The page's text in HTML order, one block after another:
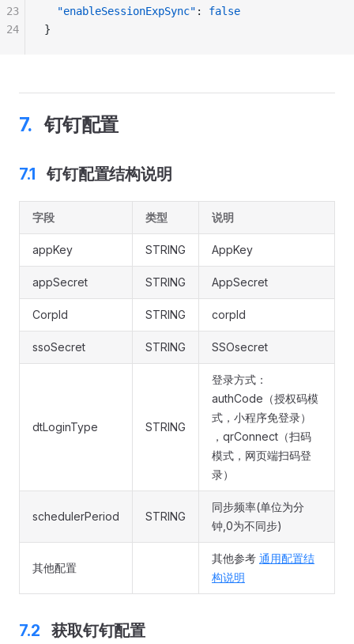
  "enableSessionExpSync"
: false
}
23
24
钉钉配置
钉钉配置结构说明
字段 类型 说明
appKey STRING AppKey
appSecret STRING AppSecret
CorpId STRING corpId
ssoSecret STRING SSOsecret
dtLoginType STRING
登录方式：
authCode（授权码模
式，小程序免登录）
，qrConnect（扫码
模式，网页端扫码登
录）
schedulerPeriod STRING
同步频率(单位为分
钟,0为不同步)
其他配置
其他参考 通用配置结
构说明
获取钉钉配置